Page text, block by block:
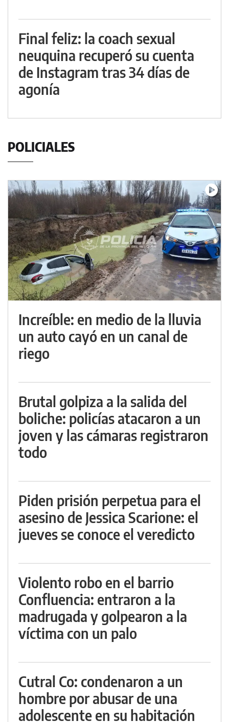
Final feliz: la coach sexual
neuquina recuperó su cuenta
de Instagram tras 34 días de
agonía
POLICIALES
Increíble: en medio de la lluvia
un auto cayó en un canal de
riego
Brutal golpiza a la salida del
boliche: policías atacaron a un
joven y las cámaras registraron
todo
Piden prisión perpetua para el
asesino de Jessica Scarione: el
jueves se conoce el veredicto
Violento robo en el barrio
Confluencia: entraron a la
madrugada y golpearon a la
víctima con un palo
Cutral Co: condenaron a un
hombre por abusar de una
adolescente en su habitación